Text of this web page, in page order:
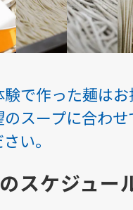
で作った麺は
のスープに合わ
い。
スケジュー